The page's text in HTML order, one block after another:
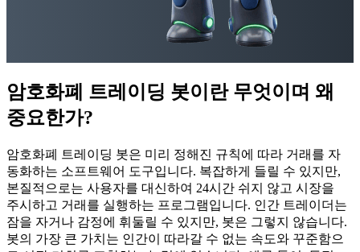
암호화폐 트레이딩 봇이란 무엇이며 왜
중요한가?
암호화폐 트레이딩 봇은 미리 정해진 규칙에 따라 거래를 자
동화하는 소프트웨어 도구입니다. 복잡하게 들릴 수 있지만,
본질적으로는 사용자를 대신하여 24시간 쉬지 않고 시장을
주시하고 거래를 실행하는 프로그램입니다. 인간 트레이더는
잠을 자거나 감정에 휘둘릴 수 있지만, 봇은 그렇지 않습니다.
봇의 가장 큰 가치는 인간이 따라갈 수 없는 속도와 꾸준함으